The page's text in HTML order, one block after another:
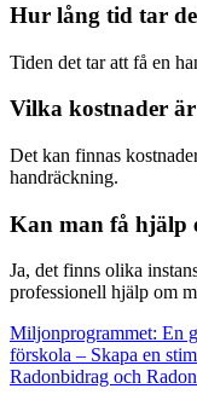
Hur lång tid tar
Tiden det tar att få en
Vilka kostnader
Det kan finnas
handräckning.
Kan man få hjälp
Ja, det finns olika
professionell hjälp om
Miljonprogrammet: En
förskola – Skapa en
Radonbidrag och